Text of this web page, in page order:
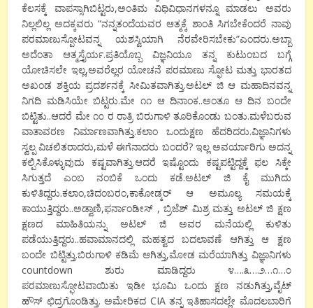
ಕೆಲಸಕ್ಕೆ ವಾಪಸ್ಸಾಗಿಬಿಟ್ಟರು,ಅಂತಿಮ ವಿಧಿವಿಧಾನಗಳನ್ನೂ ಮಾಡಲು ಅವರು
ನಿಲ್ಲಲಿಲ್ಲ ಅದಕ್ಕವರು “ನನ್ನತಂದೆಯವರ ಆತ್ಮಕ್ಕೆ ಶಾಂತಿ ಸಿಗಬೇಕೆಂದರೆ ನಾವು
ಪರಮಾಣುಸ್ಪೋಟವನ್ನ ಯಶಸ್ವಿಯಾಗಿ ನೆರವೇರಿಸಬೇಕು”ಎಂದರು.ಅಬ್ಬಾ
ಅದೆಂತಾ ಆತ್ಮಸ್ತೈರ್ಯ.ಪ್ರತಿಯೊಬ್ಬ ವಿಜ್ಞನಿಯೂ ತನ್ನ ಕುಟುಂಬದ ಬಗ್ಗೆ
ಯೋಚಿಸಲೇ ಇಲ್ಲ,ಅವರೆಲ್ಲರ ಯೋಚನೆ ಪರಮಾಣು ಸ್ಫೋಟ ಮತ್ತು ಭಾರತದ
ಅಖಂಡ ಶಕ್ತಿಯ ಪ್ರದರ್ಶನಕ್ಕೆ ಸೀಮಿತವಾಗಿತ್ತು.ಅಟಲ್ ಜಿ ಆ ಮಹಾದಿನವನ್ನ
ನಿಗದಿ ಮಡಿಸಿಯೇ ಬಿಟ್ಟರು.ಮೇ ೧೧ ಆ ದಿನಾಂಕ..ಅಂತೂ ಆ ದಿನ ಬಂದೇ
ಬಿಟ್ಟಿತು..ಆದರೆ ಮೇ ೧೦ ರ ರಾತ್ರಿ ಬಿರುಗಾಳಿ ತೂರಿಕೊಂಡು ಬಂತು.ಮಳೆಬರುವ
ವಾತಾವರಣ ನಿರ್ಮಾಣವಾಗಿತ್ತು.ಕಲಾಂ ಒಂದುಕ್ಷಣ ಹೆದರಿದರು.ವಿಜ್ಞಾನಿಗಳು
ಸ್ವಲ್ಪ ವಿಚಲಿತರಾದರು,ಮಳೆ ಈಗೆನಾದರು ಬಂದರೆ? ಇಲ್ಲ ಅವರ್ಯಾರಿಗು ಅದನ್ನ
ಕಲ್ಪಿಸಿಕೊಳ್ಳುವುದು ಕಷ್ಟವಾಗಿತ್ತು.ಆದರೆ ಇಷ್ಟೊಂದು ಕಷ್ಟಪಟ್ಟಿದ್ದಕ್ಕೆ ಫಲ ಸಿಕ್ಕೇ
ಸಿಗುತ್ತದೆ ಎಂಬ ನಂಬಿಕೆ ಒಂದು ಕಡೆ.ಅಟಲ್ ಜಿ ಕೈ ಮುಗಿದು
ಕುಳಿತಿದ್ದರು.ಕಲಾಂ,ಚಿದಂಬರಂ,ಕಾಕೋಡ್ಕರ್ ಆ ಅಮೂಲ್ಯ ಸಮಯಕ್ಕೆ
ಕಾಯುತ್ತಿದ್ದರು..ಅಡ್ವಾಣಿ,ಫರ್ನಾಂಡೀಸ್ , ಬ್ರಿಜೆಶ್ ಮಿಶ್ರ ಮತ್ತು ಅಟಲ್ ಜಿ ಕ್ಷಣ
ಕ್ಷಣದ ಮಾಹಿತಿಯನ್ನು ಅಟಲ್ ಜಿ ಅವರ ಮನೆಯಲ್ಲಿ ಕುಳಿತು
ಪಡೆಯುತ್ತಿದ್ದರು..ಹವಾಮಾನದಲ್ಲಿ ಮಹತ್ವದ ಬದಲಾವಣೆ ಆಗಿತ್ತು ಆ ಕ್ಷಣ
ಬಂದೇ ಬಿಟ್ಟಿತ್ತು.ಬಿರುಗಾಳಿ ಕಡಿಮೆ ಆಗಿತ್ತು,ಮೋಡ ಮರೆಯಾಗಿತ್ತು ವಿಜ್ಞಾನಿಗಳು
countdown ಶುರು ಮಾಡಿದ್ದರು ೪….೩….೨…೧…೦
ಪರಮಾಣುಸ್ಫೋಟವಾಯಿತು ಇಡೀ ಭೂಮಿ ಒಂದು ಕ್ಷಣ ನಡುಗಿತ್ತು,ವೈಟ್
ಹೌಸ್ ಛಿದ್ರಗೊಂಡಿತ್ತು. ಅಮೇರಿಕದ CIA ತನ್ನ ಇತಿಹಾಸದಲ್ಲೇ ಮೊದಲಬಾರಿಗೆ